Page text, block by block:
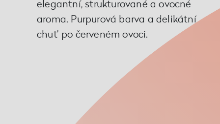
elegantní, strukturované a ovocné
aroma. Purpurová barva a delikátní
chuť po červeném ovoci.